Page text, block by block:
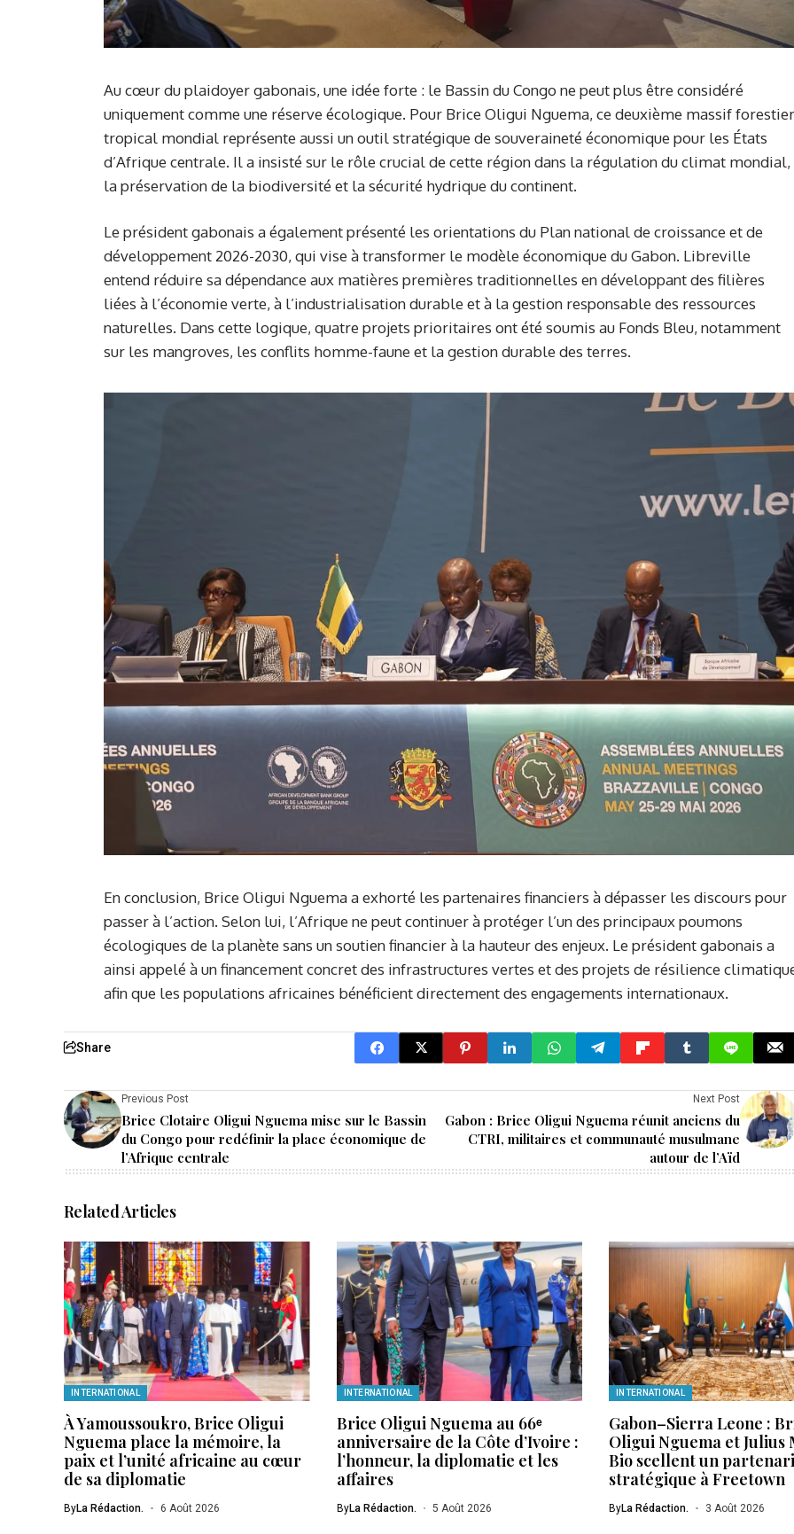
Au cœur du plaidoyer gabonais, une idée forte : le Bassin du Congo ne peut plus être considéré
uniquement comme une réserve écologique. Pour Brice Oligui Nguema, ce deuxième massif forestier
tropical mondial représente aussi un outil stratégique de souveraineté économique pour les États
d’Afrique centrale. Il a insisté sur le rôle crucial de cette région dans la régulation du climat mondial,
la préservation de la biodiversité et la sécurité hydrique du continent.
Le président gabonais a également présenté les orientations du Plan national de croissance et de
développement 2026-2030, qui vise à transformer le modèle économique du Gabon. Libreville
entend réduire sa dépendance aux matières premières traditionnelles en développant des filières
liées à l’économie verte, à l’industrialisation durable et à la gestion responsable des ressources
naturelles. Dans cette logique, quatre projets prioritaires ont été soumis au Fonds Bleu, notamment
sur les mangroves, les conflits homme-faune et la gestion durable des terres.
En conclusion, Brice Oligui Nguema a exhorté les partenaires financiers à dépasser les discours pour
passer à l’action. Selon lui, l’Afrique ne peut continuer à protéger l’un des principaux poumons
écologiques de la planète sans un soutien financier à la hauteur des enjeux. Le président gabonais a
ainsi appelé à un financement concret des infrastructures vertes et des projets de résilience
afin que les populations africaines bénéficient directement des engagements internationaux.
Share
Previous Post
Brice Clotaire Oligui Nguema mise sur le Bassin
du Congo pour redéfinir la place économique de
l’Afrique centrale
Next Post
Gabon : Brice Oligui Nguema réunit anciens du
CTRI, militaires et communauté musulmane
autour de l’Aïd
Related Articles
INTERNATIONAL
À Yamoussoukro, Brice Oligui
Nguema place la mémoire, la
paix et l’unité africaine au cœur
de sa diplomatie
ByLa Rédaction. 6 Août 2026
INTERNATIONAL
Brice Oligui Nguema au 66ᵉ
anniversaire de la Côte d’Ivoire :
l’honneur, la diplomatie et les
affaires
ByLa Rédaction. 5 Août 2026
INTERNATIONAL
Gabon–Sierra Leone :
Oligui Nguema et Julius
Bio scellent un
stratégique à Freetown
ByLa Rédaction. 3 Août 2026